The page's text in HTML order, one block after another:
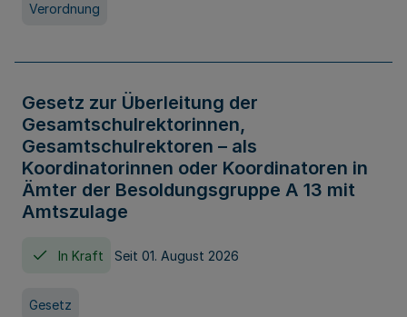
Verordnung
Gesetz zur Überleitung der
Gesamtschulrektorinnen,
Gesamtschulrektoren – als
Koordinatorinnen oder Koordinatoren in
Ämter der Besoldungsgruppe A 13 mit
Amtszulage
In Kraft Seit 01. August 2026
Gesetz